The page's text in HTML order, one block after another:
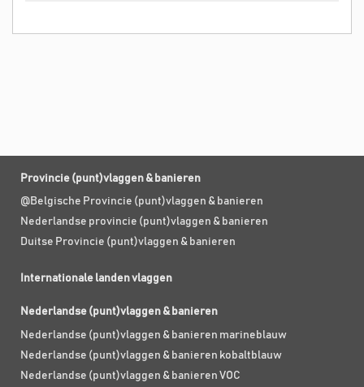
Provincie (punt)vlaggen & banieren
@Belgische Provincie (punt)vlaggen & banieren
Nederlandse provincie (punt)vlaggen & banieren
Duitse Provincie (punt)vlaggen & banieren
Internationale landen vlaggen
Nederlandse (punt)vlaggen & banieren
Nederlandse (punt)vlaggen & banieren marineblauw
Nederlandse (punt)vlaggen & banieren kobaltblauw
Nederlandse (punt)vlaggen & banieren VOC